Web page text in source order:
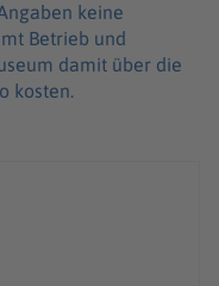
keine
Betrieb und
damit über die
kosten.